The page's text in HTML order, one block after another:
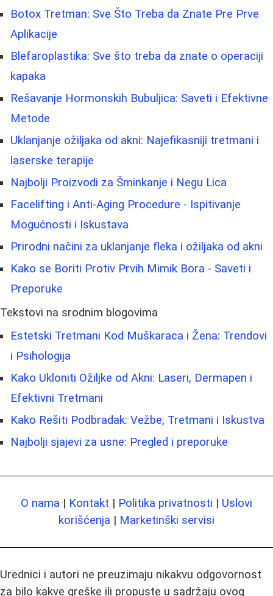
Botox Tretman: Sve Što Treba da Znate Pre Prve
Aplikacije
Blefaroplastika: Sve što treba da znate o operaciji
kapaka
Rešavanje Hormonskih Bubuljica: Saveti i Efektivne
Metode
Uklanjanje ožiljaka od akni: Najefikasniji tretmani i
laserske terapije
Najbolji Proizvodi za Šminkanje i Negu Lica
Facelifting i Anti-Aging Procedure - Ispitivanje
Mogućnosti i Iskustava
Prirodni načini za uklanjanje fleka i ožiljaka od akni
Kako se Boriti Protiv Prvih Mimik Bora - Saveti i
Preporuke
Tekstovi na srodnim blogovima
Estetski Tretmani Kod Muškaraca i Žena: Trendovi
i Psihologija
Kako Ukloniti Ožiljke od Akni: Laseri, Dermapen i
Efektivni Tretmani
Kako Rešiti Podbradak: Vežbe, Tretmani i Iskustva
Najbolji sjajevi za usne: Pregled i preporuke
O nama | Kontakt | Politika privatnosti | Uslovi
korišćenja | Marketinški servisi
Urednici i autori ne preuzimaju nikakvu odgovornost
za bilo kakve greške ili propuste u sadržaju ovog